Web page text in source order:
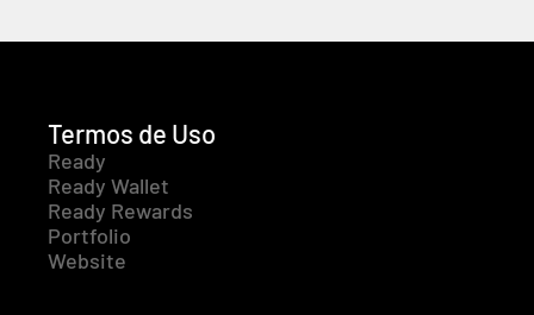
Termos de Uso
Ready
Ready Wallet
Ready Rewards
Portfolio
Website